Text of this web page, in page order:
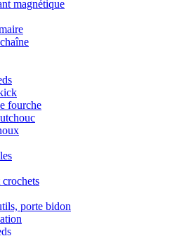
magnétique
fourche
crochets
porte bidon